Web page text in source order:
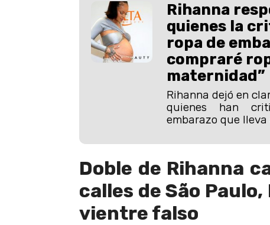
Rihanna
quienes la
ropa de
compraré
maternidad”
Rihanna dejó en
quienes han
embarazo que
Doble de Rihanna
calles de São
vientre falso